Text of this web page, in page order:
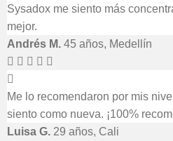
Sysadox me siento más
mejor.
Andrés M. 45 años, Medellín
Me lo recomendaron por mis
siento como nueva. ¡100%
Luisa G. 29 años, Cali